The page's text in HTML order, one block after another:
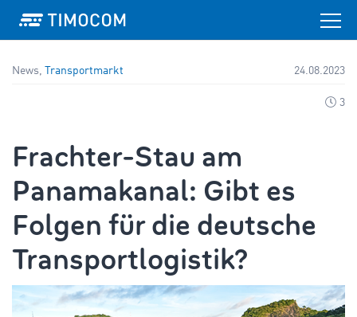
News, Transportmarkt 24.08.2023
3
Frachter-Stau am
Panamakanal: Gibt es
Folgen für die deutsche
Transportlogistik?